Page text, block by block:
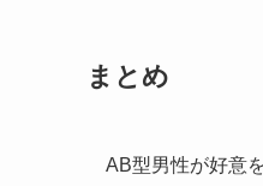
まとめ
AB型男性が好意